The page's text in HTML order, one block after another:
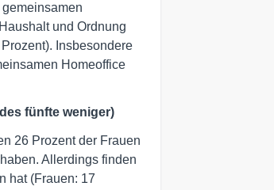
und Ordnung
Insbesondere
Homeoffice
fünfte weniger)
26 Prozent der Frauen
Allerdings finden
hat (Frauen: 17